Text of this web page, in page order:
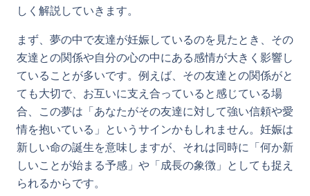
しく解説していきます。
まず、夢の中で友達が妊娠しているのを見たとき、その
友達との関係や自分の心の中にある感情が大きく影響し
ていることが多いです。例えば、その友達との関係がと
ても大切で、お互いに支え合っていると感じている場
合、この夢は「あなたがその友達に対して強い信頼や愛
情を抱いている」というサインかもしれません。妊娠は
新しい命の誕生を意味しますが、それは同時に「何か新
しいことが始まる予感」や「成長の象徴」としても捉え
られるからです。